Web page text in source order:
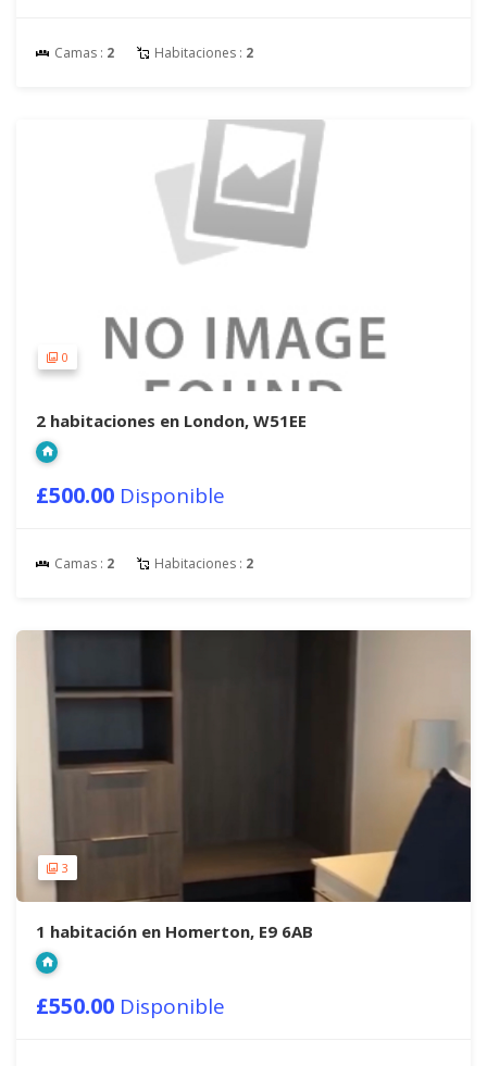
Camas : 2 Habitaciones : 2
0
2 habitaciones en London, W51EE
£500.00 Disponible
Camas : 2 Habitaciones : 2
3
1 habitación en Homerton, E9 6AB
£550.00 Disponible